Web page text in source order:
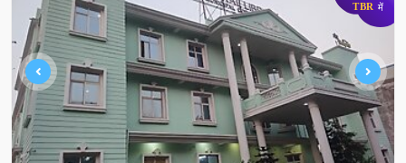
TBR में